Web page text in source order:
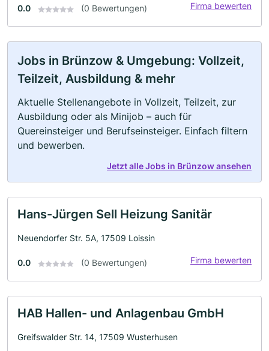
0.0 (0 Bewertungen) Firma bewerten
Jobs in Brünzow & Umgebung: Vollzeit,
Teilzeit, Ausbildung & mehr
Aktuelle Stellenangebote in Vollzeit, Teilzeit, zur
Ausbildung oder als Minijob – auch für
Quereinsteiger und Berufseinsteiger. Einfach filtern
und bewerben.
Jetzt alle Jobs in Brünzow ansehen
Hans-Jürgen Sell Heizung Sanitär
Neuendorfer Str. 5A, 17509 Loissin
0.0 (0 Bewertungen) Firma bewerten
HAB Hallen- und Anlagenbau GmbH
Greifswalder Str. 14, 17509 Wusterhusen